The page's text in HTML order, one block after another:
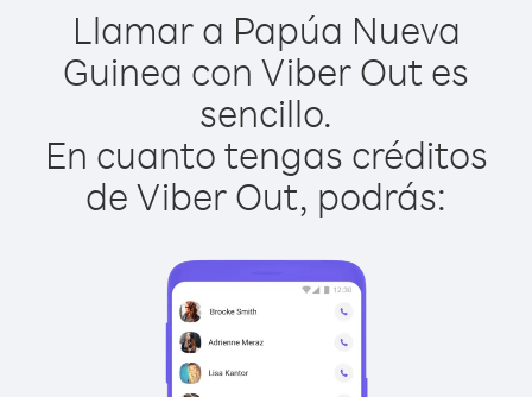
Llamar a Papúa Nueva
Guinea con Viber Out es
sencillo.
En cuanto tengas créditos
de Viber Out, podrás: